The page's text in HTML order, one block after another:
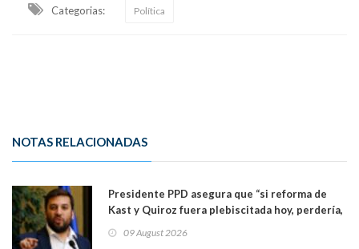
Categorias: Política
NOTAS RELACIONADAS
Presidente PPD asegura que “si reforma de
Kast y Quiroz fuera plebiscitada hoy, perdería,
a favor de la oposición, sería una victoria de la
09 August 2026